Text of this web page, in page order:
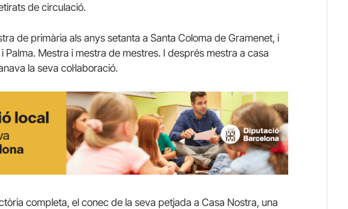
de circulació.
de primària als anys setanta a Santa Coloma de Gramenet, i
Palma. Mestra i mestra de mestres. I després mestra a casa
la seva col·laboració.
completa, el conec de la seva petjada a Casa Nostra, una